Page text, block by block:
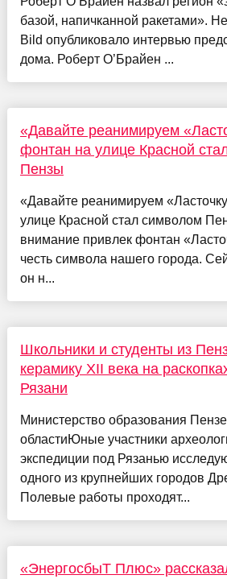
базой, напичканной ракетами».
Bild опубликовало интервью
дома. Роберт О’Брайен ...
«Давайте реанимируем
фонтан на улице Красной
Пензы
«Давайте реанимируем
улице Красной стал символом
внимание привлек фонтан
честь символа нашего города.
он н...
Школьники и студенты из
керамику XII века на
Рязани
Министерство образования
областиЮные участники
экспедиции под Рязанью
одного из крупнейших городов
Полевые работы проходят...
«ЭнергосбыТ Плюс»